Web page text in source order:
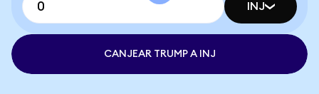
INJ
CANJEAR TRUMP A INJ